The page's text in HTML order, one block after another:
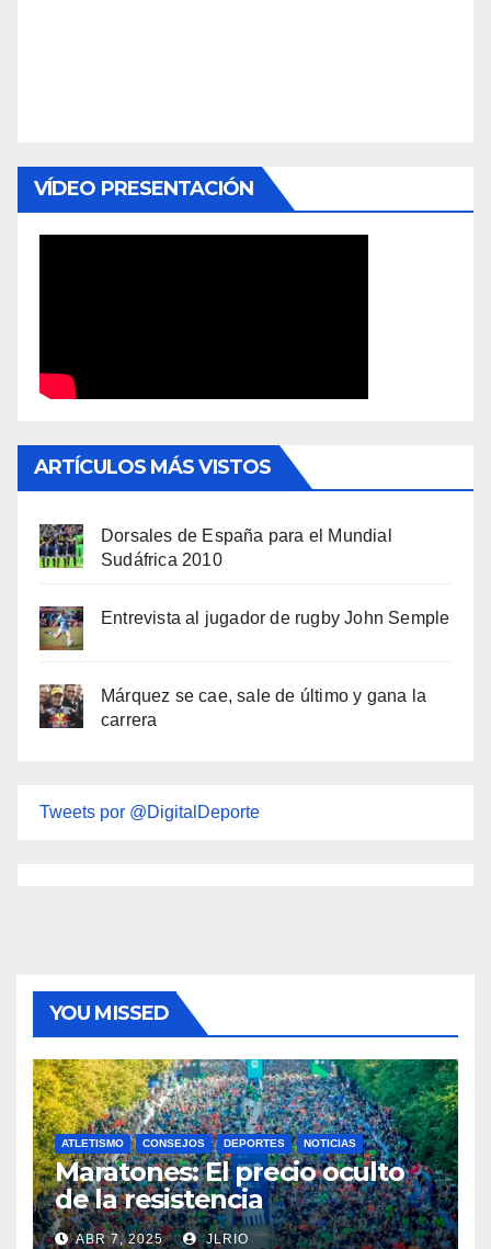
VÍDEO PRESENTACIÓN
ARTÍCULOS MÁS VISTOS
Dorsales de España para el Mundial
Sudáfrica 2010
Entrevista al jugador de rugby John Semple
Márquez se cae, sale de último y gana la
carrera
Tweets por @DigitalDeporte
YOU MISSED
ATLETISMO CONSEJOS DEPORTES NOTICIAS
Maratones: El precio oculto
de la resistencia
ABR 7, 2025 JLRIO